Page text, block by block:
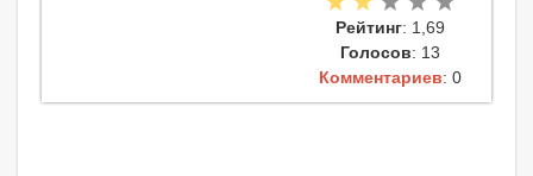
Рейтинг: 1,69
Голосов: 13
Комментариев: 0